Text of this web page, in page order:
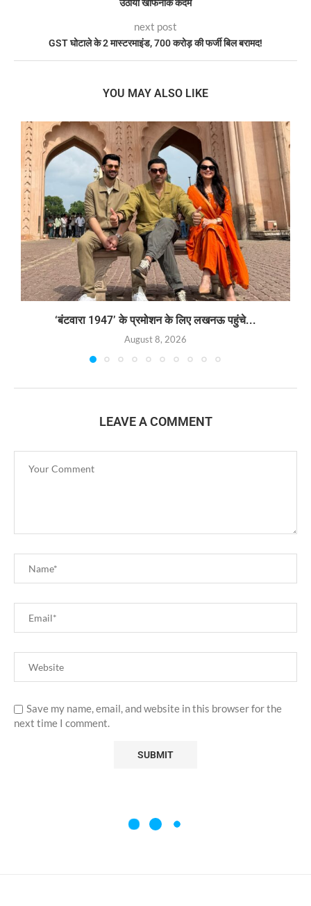
उठाया खौफनाक कदम
next post
GST घोटाले के 2 मास्टरमाइंड, 700 करोड़ की फर्जी बिल बरामद!
YOU MAY ALSO LIKE
‘बंटवारा 1947’ के प्रमोशन के लिए लखनऊ पहुंचे...
August 8, 2026
LEAVE A COMMENT
Save my name, email, and website in this browser for the
next time I comment.